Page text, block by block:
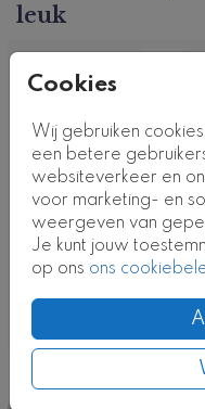
Cookies
Wij gebruiken
een betere
websiteverkeer en
voor marketing- en
weergeven van
Je kunt jouw
op ons ons
leuk
Nog meer in